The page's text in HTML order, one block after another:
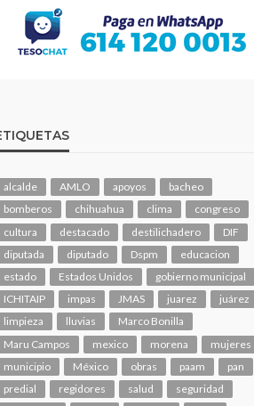
alcalde AMLO apoyos
bacheo
bomberos
chihuahua clima
congreso
cultura
destacado destilichadero
DIF
diputada
diputado Dspm
educacion
estado
Estados Unidos
gobierno municipal
ICHITAIP
impas JMAS juarez
juárez
limpieza
lluvias
Marco Bonilla
Maru Campos
mexico morena
mujeres
municipio
México obras paam
pan
predial
regidores salud
seguridad